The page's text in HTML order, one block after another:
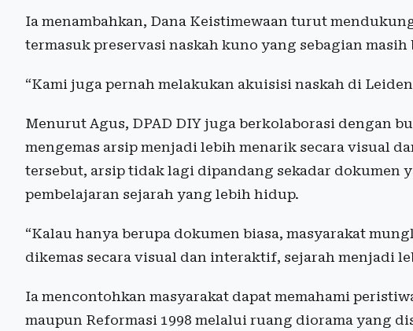
Ia menambahkan, Dana Keistimewaan turut
termasuk preservasi naskah kuno yang sebagian
“Kami juga pernah melakukan akuisisi naskah di
Menurut Agus, DPAD DIY juga berkolaborasi dengan
mengemas arsip menjadi lebih menarik secara visual
tersebut, arsip tidak lagi dipandang sekadar dokumen
pembelajaran sejarah yang lebih hidup.
“Kalau hanya berupa dokumen biasa, masyarakat
dikemas secara visual dan interaktif, sejarah menjadi
Ia mencontohkan masyarakat dapat memahami
maupun Reformasi 1998 melalui ruang diorama yang